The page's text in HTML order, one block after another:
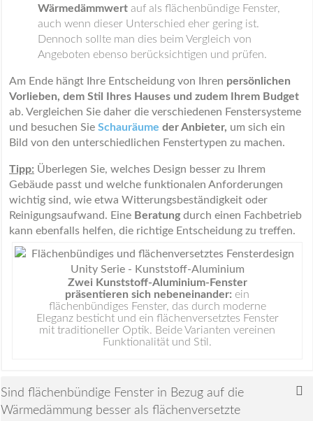
Wärmedämmwert auf als flächenbündige Fenster,
auch wenn dieser Unterschied eher gering ist.
Dennoch sollte man dies beim Vergleich von
Angeboten ebenso berücksichtigen und prüfen.
Am Ende hängt Ihre Entscheidung von Ihren persönlichen
Vorlieben, dem Stil Ihres Hauses und zudem Ihrem Budget
ab. Vergleichen Sie daher die verschiedenen Fenstersysteme
und besuchen Sie Schauräume der Anbieter, um sich ein
Bild von den unterschiedlichen Fenstertypen zu machen.
Tipp: Überlegen Sie, welches Design besser zu Ihrem
Gebäude passt und welche funktionalen Anforderungen
wichtig sind, wie etwa Witterungsbeständigkeit oder
Reinigungsaufwand. Eine Beratung durch einen Fachbetrieb
kann ebenfalls helfen, die richtige Entscheidung zu treffen.
Zwei Kunststoff-Aluminium-Fenster
präsentieren sich nebeneinander: ein
flächenbündiges Fenster, das durch moderne
Eleganz besticht und ein flächenversetztes Fenster
mit traditioneller Optik. Beide Varianten vereinen
Funktionalität und Stil.
Sind flächenbündige Fenster in Bezug auf die
Wärmedämmung besser als flächenversetzte